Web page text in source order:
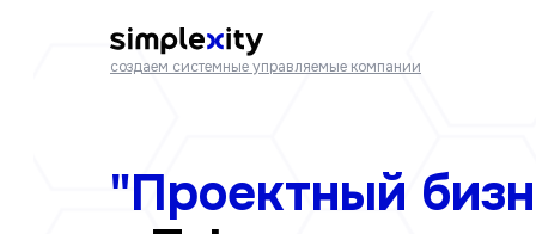
создаем системные управляемые компании
"Проектный